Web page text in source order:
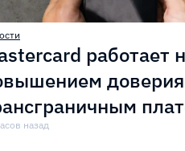
работает
назад